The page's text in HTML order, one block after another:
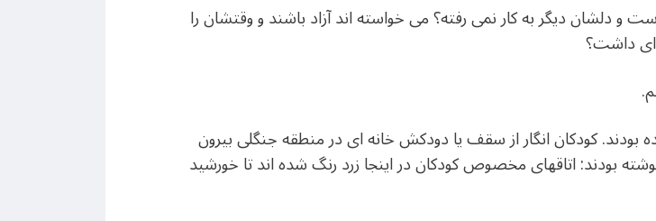
و دلشان دیگر به کار نمی رفته؟ می خواسته اند آزاد باشند و وقتشان را
ای داشت؟
بودند. کودکان انگار از سقف یا دودکش خانه ای در منطقه جنگلی بیرون
بودند: اتاقهای مخصوص کودکان در اینجا زرد رنگ شده اند تا خورشید